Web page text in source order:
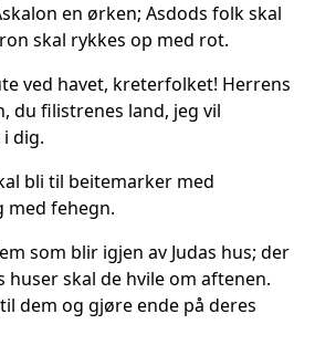
en ørken; Asdods folk skal
skal rykkes op med rot.
ved havet, kreterfolket! Herrens
du filistrenes land, jeg vil
dig.
bli til beitemarker med
med fehegn.
som blir igjen av Judas hus; der
huser skal de hvile om aftenen.
dem og gjøre ende på deres